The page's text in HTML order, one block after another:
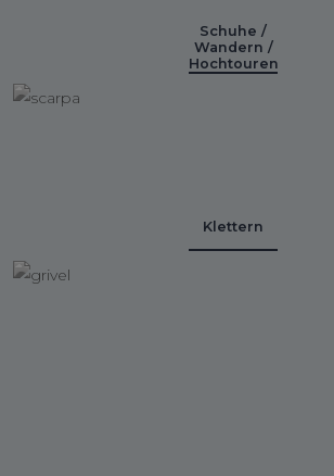
Schuhe /
Wandern /
Hochtouren
Klettern